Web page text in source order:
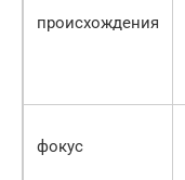
происхождения
фокус